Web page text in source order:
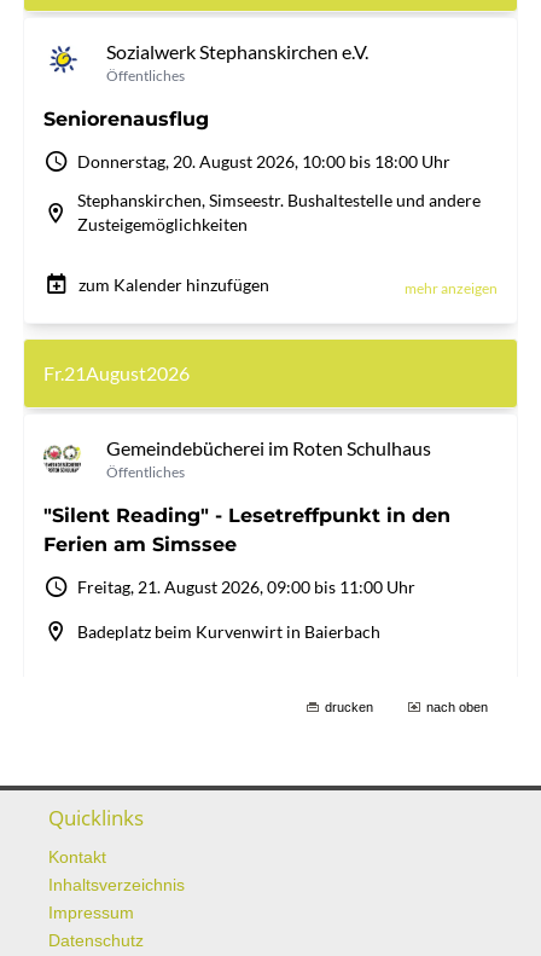
drucken nach oben
Quicklinks
Kontakt
Inhaltsverzeichnis
Impressum
Datenschutz